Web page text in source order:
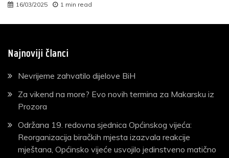
16/03/2025 1 min read
Najnoviji članci
Nevrijeme zahvatilo dijelove BiH
Za vikend na more? Evo novih termina za Makarsku iz
Prozora
Održana 19. redovna sjednica Općinskog vijeća:
Reorganizacija biračkih mjesta izazvala reakcije
mještana, Općinsko vijeće usvojilo jedinstveno matično